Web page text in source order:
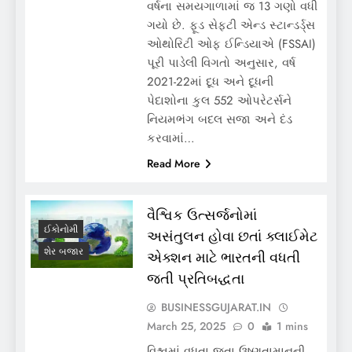
વર્ષના સમયગાળામાં જ 13 ગણો વધી
ગયો છે. ફૂડ સેફ્ટી એન્ડ સ્ટાન્ડર્ડ્સ
ઓથોરિટી ઓફ ઈન્ડિયાએ (FSSAI)
પૂરી પાડેલી વિગતો અનુસાર, વર્ષ
2021-22માં દૂધ અને દૂધની
પેદાશોના કુલ 552 ઓપરેટર્સને
નિયમભંગ બદલ સજા અને દંડ
કરવામાં…
Read More
ઈકોનોમી
શેર બજાર
વૈશ્વિક ઉત્સર્જનોમાં
અસંતુલન હોવા છતાં ક્લાઈમેટ
એક્શન માટે ભારતની વધતી
જતી પ્રતિબદ્ધતા
BUSINESSGUJARAT.IN
March 25, 2025
0 1 mins